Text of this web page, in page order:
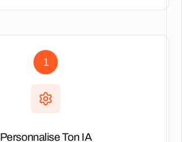
1
Personnalise Ton IA